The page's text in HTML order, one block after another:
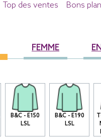
Top des ventes Bons
FEMME
B&C - E150
LSL
B&C - E190
LSL